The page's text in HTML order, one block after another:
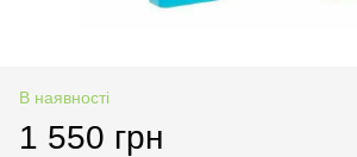
В наявності
1 550 грн